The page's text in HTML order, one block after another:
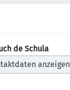
de Schula
anzeigen